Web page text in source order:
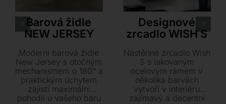
Barová židle
NEW JERSEY
Moderní barová židle
New Jersey s otočným
mechanismem o 180° a
praktickým úchytem
zajistí maximální
pohodlí u vašeho baru
Cattelan Italia
Designové
zrcadlo WISH S
Nástěnné zrcadlo Wish
S s lakovaným
ocelovým rámem v
několika barvách
vytvoří v interiéru
zajímavý a decentní